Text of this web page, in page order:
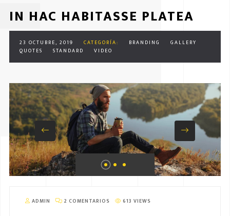
IN HAC HABITASSE PLATEA
23 OCTUBRE, 2019 CATEGORÍA: BRANDING
GALLERY
QUOTES
STANDARD VIDEO
ADMIN 2 COMENTARIOS 613 VIEWS